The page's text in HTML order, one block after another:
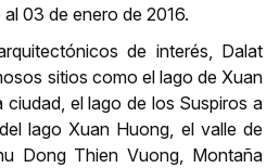
03 de enero de 2016.
de interés, Dalat
sitios como el lago de Xuan
el lago de los Suspiros a
lago Xuan Huong, el valle de
Dong Thien Vuong, Montaña